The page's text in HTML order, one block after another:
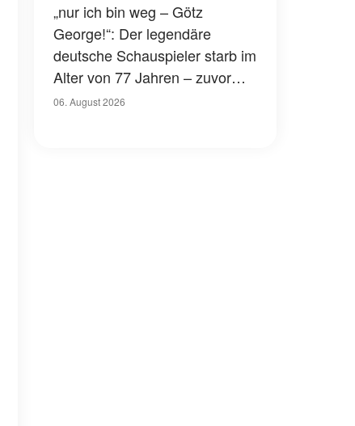
„nur ich bin weg – Götz
George!“: Der legendäre
deutsche Schauspieler starb im
Alter von 77 Jahren – zuvor
hatte er über seinen eigenen
06. August 2026